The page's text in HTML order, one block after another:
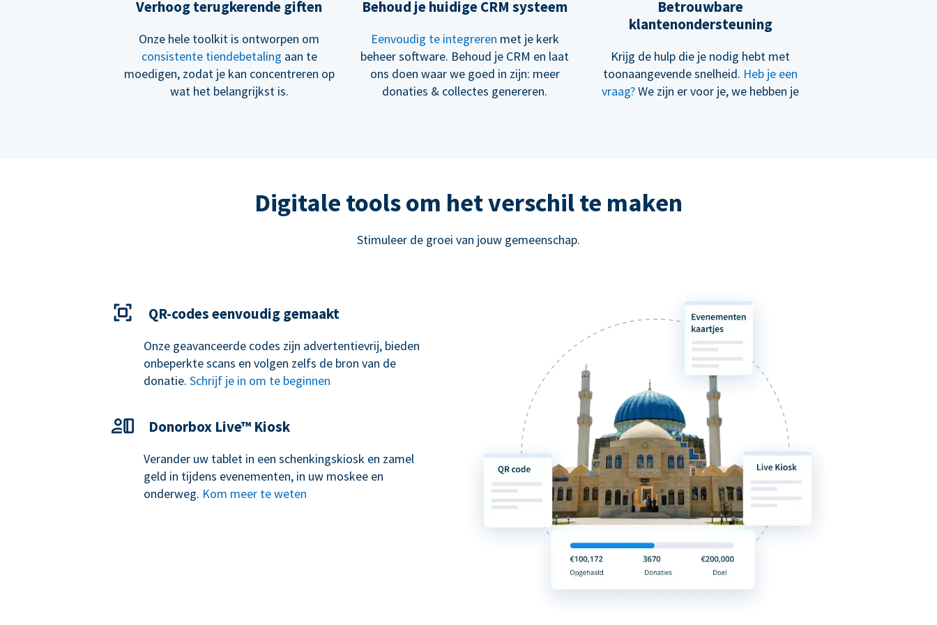
Verhoog terugkerende giften
Onze hele toolkit is ontworpen om
consistente tiendebetaling aan te
moedigen, zodat je kan concentreren op
wat het belangrijkst is.
Behoud je huidige CRM systeem
Eenvoudig te integreren met je kerk
beheer software. Behoud je CRM en laat
ons doen waar we goed in zijn: meer
donaties & collectes genereren.
Betrouwbare
klantenondersteuning
Krijg de hulp die je nodig hebt met
toonaangevende snelheid. Heb je een
vraag?We zijn er voor je, we hebben je
Digitale tools om het verschil te maken
Stimuleer de groei van jouw gemeenschap.
QR-codes eenvoudig gemaakt
Onze geavanceerde codes zijn advertentievrij, bieden
onbeperkte scans en volgen zelfs de bron van de
donatie. Schrijf je in om te beginnen
Donorbox Live™ Kiosk
Verander uw tablet in een schenkingskiosk en zamel
geld in tijdens evenementen, in uw moskee en
onderweg. Kom meer te weten